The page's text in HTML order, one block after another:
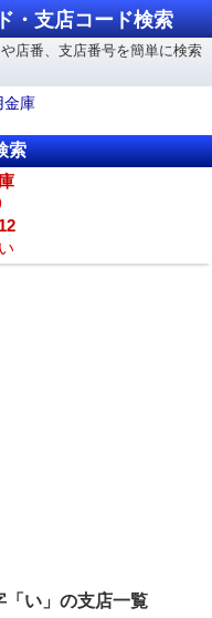
・支店コード検索
店番、支店番号を簡単に検索
金庫
索
「い」の支店一覧